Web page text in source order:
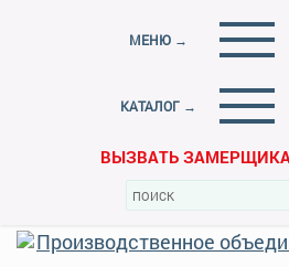
МЕНЮ →
КАТАЛОГ →
ВЫЗВАТЬ